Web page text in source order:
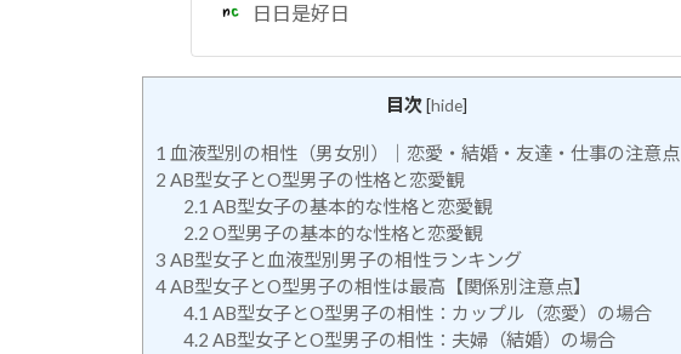
日日是好日
目次 [hide]
1 血液型別の相性（男女別）｜恋愛・結婚・友達・仕事の注意点
2 AB型女子とO型男子の性格と恋愛観
2.1 AB型女子の基本的な性格と恋愛観
2.2 O型男子の基本的な性格と恋愛観
3 AB型女子と血液型別男子の相性ランキング
4AB型女子とO型男子の相性は最高【関係別注意点】
4.1 AB型女子とO型男子の相性：カップル（恋愛）の場合
4.2 AB型女子とO型男子の相性：夫婦（結婚）の場合